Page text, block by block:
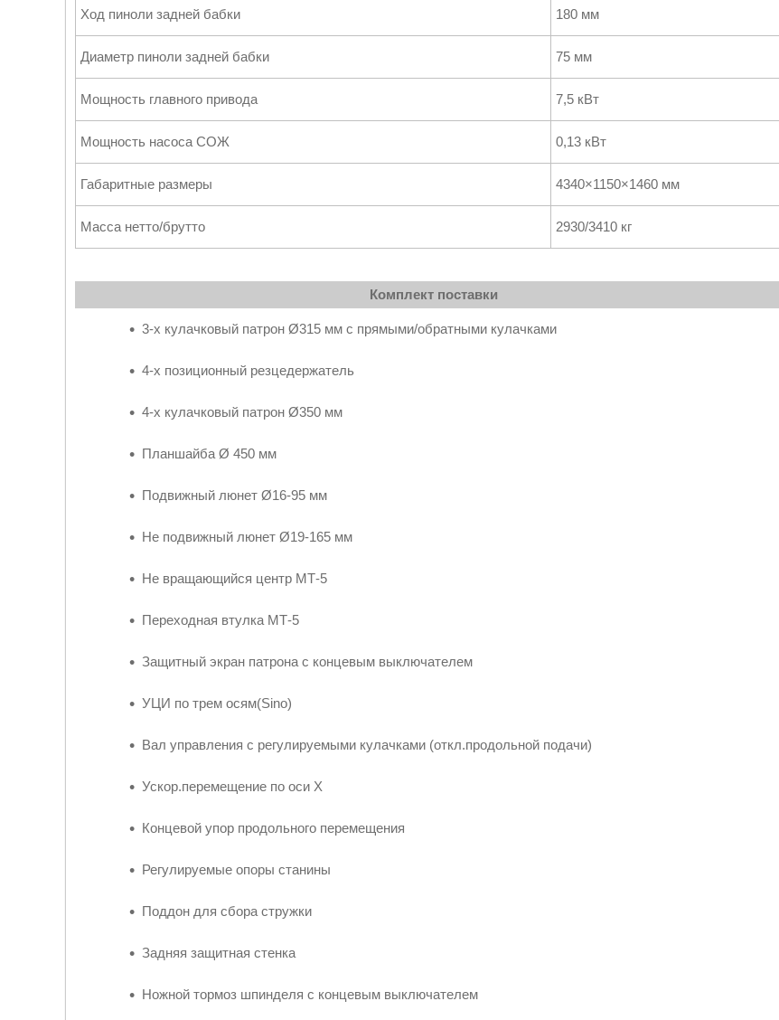
Ход пиноли задней бабки 180 мм
Диаметр пиноли задней бабки 75 мм
Мощность главного привода 7,5 кВт
Мощность насоса СОЖ 0,13 кВт
Габаритные размеры 4340×1150×1460 мм
Масса нетто/брутто 2930/3410 кг
Комплект поставки
3-х кулачковый патрон Ø315 мм с прямыми/обратными кулачками
4-х позиционный резцедержатель
4-х кулачковый патрон Ø350 мм
Планшайба Ø 450 мм
Подвижный люнет Ø16-95 мм
Не подвижный люнет Ø19-165 мм
Не вращающийся центр МТ-5
Переходная втулка МТ-5
Защитный экран патрона с концевым выключателем
УЦИ по трем осям(Sino)
Вал управления с регулируемыми кулачками (откл.продольной подачи)
Ускор.перемещение по оси Х
Концевой упор продольного перемещения
Регулируемые опоры станины
Поддон для сбора стружки
Задняя защитная стенка
Ножной тормоз шпинделя с концевым выключателем